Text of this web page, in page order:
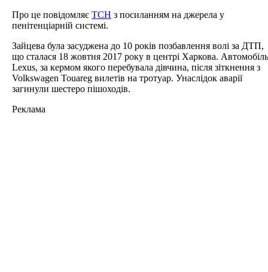
Про це повідомляє ТСН з посиланням на джерела у
пенітенціарній системі.
Зайцева була засуджена до 10 років позбавлення волі за ДТП,
що сталася 18 жовтня 2017 року в центрі Харкова. Автомобіль
Lexus, за кермом якого перебувала дівчина, після зіткнення з
Volkswagen Touareg вилетів на тротуар. Унаслідок аварії
загинули шестеро пішоходів.
Реклама